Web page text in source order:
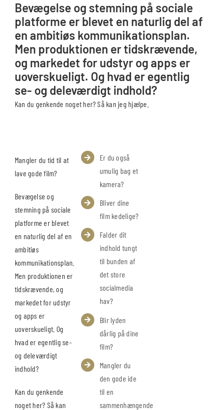
Bevægelse og stemning på sociale
platforme er blevet en naturlig del af
en ambitiøs kommunikationsplan.
Men produktionen er tidskrævende,
og markedet for udstyr og apps er
uoverskueligt. Og hvad er egentlig
se- og deleværdigt indhold?
Kan du genkende noget her? Så kan jeg hjælpe.
Mangler du tid til at
lave gode film?
Bevægelse og
stemning på sociale
platforme er blevet
en naturlig del af en
ambitiøs
kommunikationsplan.
Men produktionen er
tidskrævende, og
markedet for udstyr
og apps er
uoverskueligt. Og
hvad er egentlig se-
og deleværdigt
indhold?
Kan du genkende
noget her? Så kan
Er du også
umulig bag et
kamera?
Bliver dine
film kedelige?
Falder dit
indhold tungt
til bunden af
det store
socialmedia
hav?
Blir lyden
dårlig på dine
film?
Mangler du
den gode ide
til en
sammenhængende